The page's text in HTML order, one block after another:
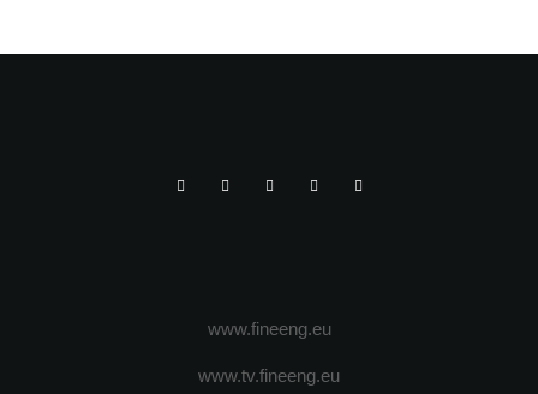
www.fineeng.eu
www.tv.fineeng.eu